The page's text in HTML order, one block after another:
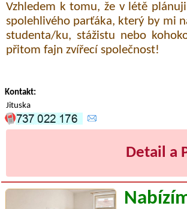
Vzhledem k tomu, že v létě
spolehlivého parťáka, který by mi
studenta/ku, stážistu nebo
přitom fajn zvířecí společnost!
Kontakt:
Jituska
Detail a